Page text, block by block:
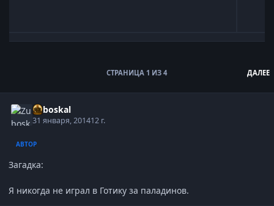
Развернуть обзор темы
ДАЛЕЕ
СТРАНИЦА 1 ИЗ 4
Zuboskal
31 января, 201412 г.
АВТОР
Загадка:
Я никогда не играл в Готику за паладинов.